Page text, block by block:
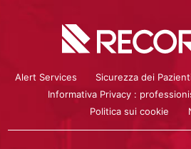
Alert Services Sicurezza dei
Informativa Privacy :
Politica sui cookie